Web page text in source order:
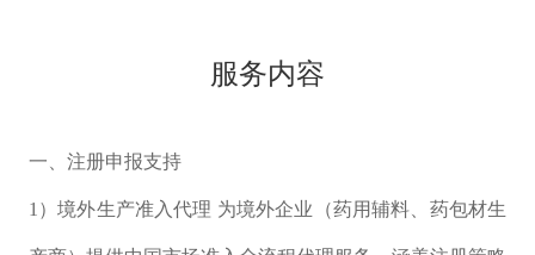
服务内容
一、注册申报支持
1）境外生产准入代理 为境外企业（药用辅料、药包材生